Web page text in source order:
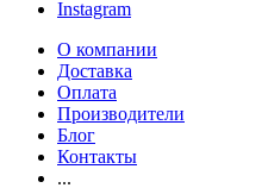
Instagram
О компании
Доставка
Оплата
Производители
Блог
Контакты
...